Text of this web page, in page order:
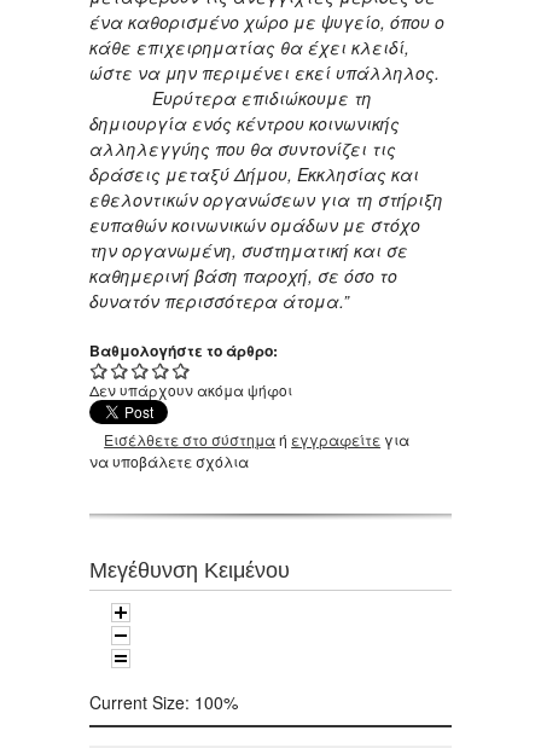
ένα καθορισμένο χώρο με ψυγείο, όπου ο
κάθε επιχειρηματίας θα έχει κλειδί,
ώστε να μην περιμένει εκεί υπάλληλος.
Ευρύτερα επιδιώκουμε τη
δημιουργία ενός κέντρου κοινωνικής
αλληλεγγύης που θα συντονίζει τις
δράσεις μεταξύ Δήμου, Εκκλησίας και
εθελοντικών οργανώσεων για τη στήριξη
ευπαθών κοινωνικών ομάδων με στόχο
την οργανωμένη, συστηματική και σε
καθημερινή βάση παροχή, σε όσο το
δυνατόν περισσότερα άτομα.”
Βαθμολογήστε το άρθρο:
Δεν υπάρχουν ακόμα ψήφοι
Εισέλθετε στο σύστημαή εγγραφείτε για
να υποβάλετε σχόλια
Μεγέθυνση Κειμένου
Current Size: 100%